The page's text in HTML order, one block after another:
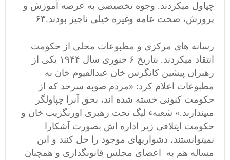
چپاول میکردند. وجوه تخصیصی به عرصه آموزش و
پرورش، صحت عامه وغیره خیلی ناچیز بودند.۶۳
رسانه های مرکزی و مطبوعات محلی از حکومت
انتقاد میکردند. بتاریخ ۶ جنوری سال ۱۹۴۴ یکی از
رهبران پیشین کانگرس خان عبدالقیوم خان به
مطبوعات اعلام کرد: «مردم صوبه سرحد که از
حکومت کنونی خسته شده اند، بحق آنرا چپاولگر
میپندارند.» شعبهء لیگ تحت رهبری اورنگزیب خان و
حکومت ایتلافی زیر اداره اش بصورت آشکارا
نمیتوانستند، دشواریهای موجود را حل کنند و این
مساله هم به اعضای مجلس قانونگذاری و همچنان